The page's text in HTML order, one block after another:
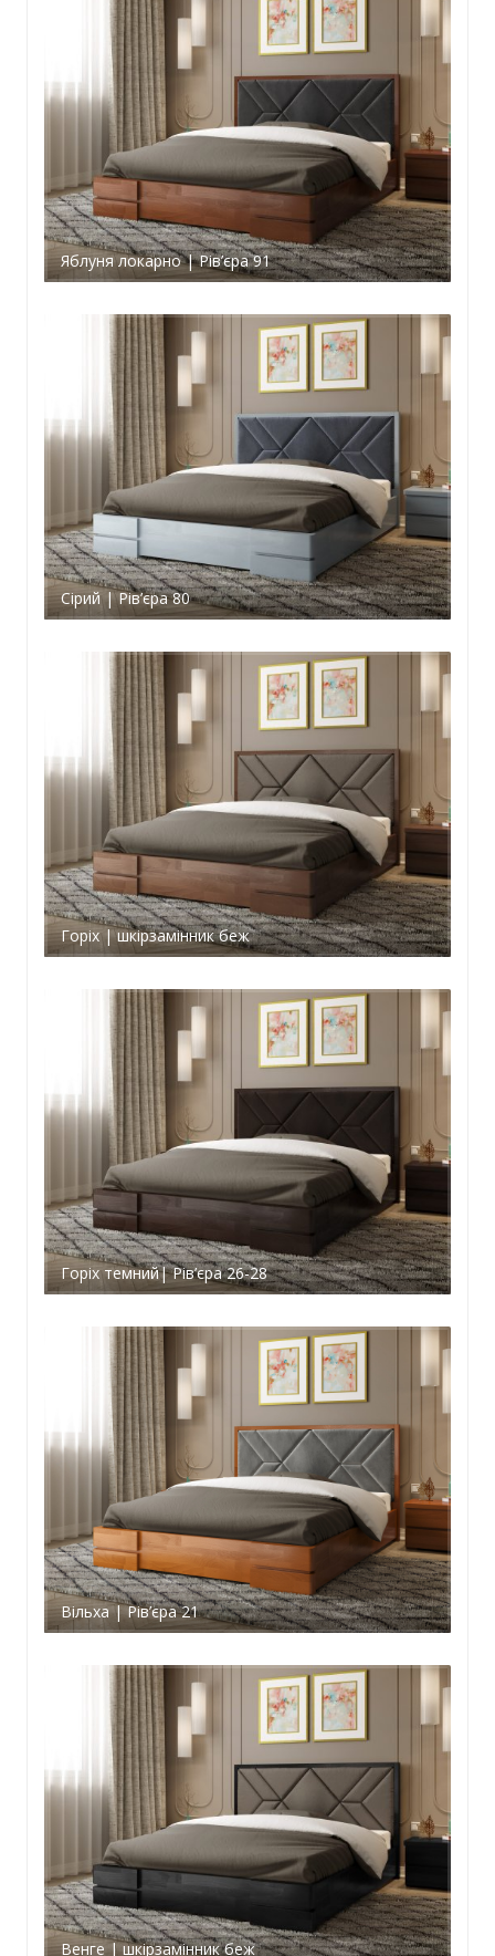
Яблуня локарно | Рів’єра 91
Сірий | Рів’єра 80
Горіх | шкірзамінник беж
Горіх темний| Рів’єра 26-28
Вільха | Рів’єра 21
Венге | шкірзамінник беж